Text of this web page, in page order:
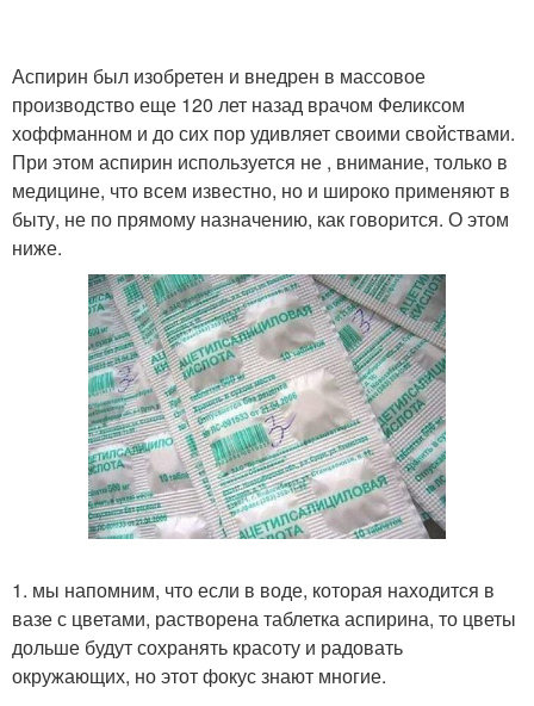
Аспирин был изобретен и внедрен в массовое
производство еще 120 лет назад врачом Феликсом
хоффманном и до сих пор удивляет своими свойствами.
При этом аспирин используется не , внимание, только в
медицине, что всем известно, но и широко применяют в
быту, не по прямому назначению, как говорится. О этом
ниже.
1. мы напомним, что если в воде, которая находится в
вазе с цветами, растворена таблетка аспирина, то цветы
дольше будут сохранять красоту и радовать
окружающих, но этот фокус знают многие.